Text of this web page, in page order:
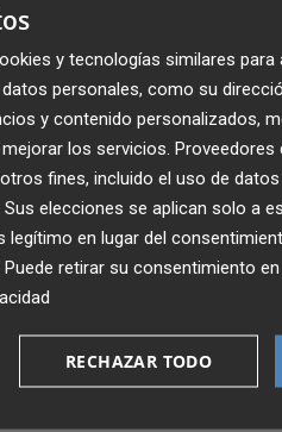
la actualidad de
en tu correo
y tecnologías similares para
personales, como su
y contenido personalizados,
los servicios. Proveedores
fines, incluido el uso de
elecciones se aplican solo a
en lugar del
. Puede retirar su consentimiento
RECHAZAR TODO